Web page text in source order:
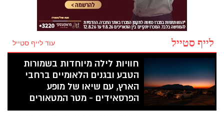
לייף סטייל עוד לייף סטייל
חוויות לילה מיוחדות בשמורות
הטבע ובגנים הלאומיים ברחבי
הארץ, עם שיאו של מופע
הפרסאידים - מטר המטאורים
המרהיב של הקיץ